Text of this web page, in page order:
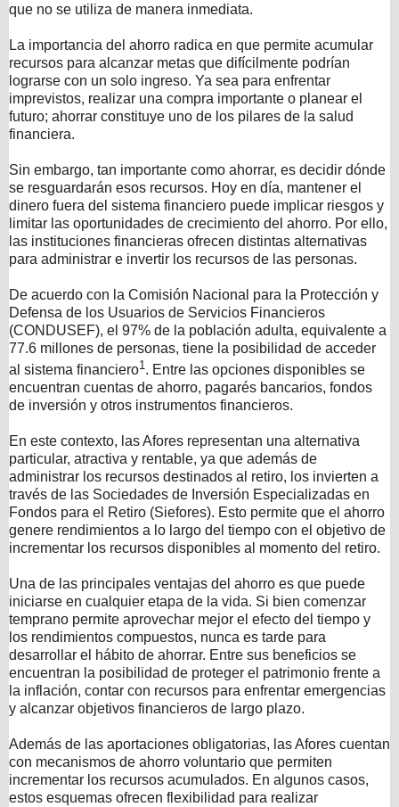
que no se utiliza de manera inmediata.
La importancia del ahorro radica en que permite acumular
recursos para alcanzar metas que difícilmente podrían
lograrse con un solo ingreso. Ya sea para enfrentar
imprevistos, realizar una compra importante o planear el
futuro; ahorrar constituye uno de los pilares de la salud
financiera.
Sin embargo, tan importante como ahorrar, es decidir dónde
se resguardarán esos recursos. Hoy en día, mantener el
dinero fuera del sistema financiero puede implicar riesgos y
limitar las oportunidades de crecimiento del ahorro. Por ello,
las instituciones financieras ofrecen distintas alternativas
para administrar e invertir los recursos de las personas.
De acuerdo con la Comisión Nacional para la Protección y
Defensa de los Usuarios de Servicios Financieros
(CONDUSEF), el 97% de la población adulta, equivalente a
77.6 millones de personas, tiene la posibilidad de acceder
al sistema financiero1 . Entre las opciones disponibles se
encuentran cuentas de ahorro, pagarés bancarios, fondos
de inversión y otros instrumentos financieros.
En este contexto, las Afores representan una alternativa
particular, atractiva y rentable, ya que además de
administrar los recursos destinados al retiro, los invierten a
través de las Sociedades de Inversión Especializadas en
Fondos para el Retiro (Siefores). Esto permite que el ahorro
genere rendimientos a lo largo del tiempo con el objetivo de
incrementar los recursos disponibles al momento del retiro.
Una de las principales ventajas del ahorro es que puede
iniciarse en cualquier etapa de la vida. Si bien comenzar
temprano permite aprovechar mejor el efecto del tiempo y
los rendimientos compuestos, nunca es tarde para
desarrollar el hábito de ahorrar. Entre sus beneficios se
encuentran la posibilidad de proteger el patrimonio frente a
la inflación, contar con recursos para enfrentar emergencias
y alcanzar objetivos financieros de largo plazo.
Además de las aportaciones obligatorias, las Afores cuentan
con mecanismos de ahorro voluntario que permiten
incrementar los recursos acumulados. En algunos casos,
estos esquemas ofrecen flexibilidad para realizar